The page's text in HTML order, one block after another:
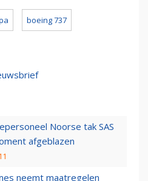
boeing 737
Noorse tak SAS
afgeblazen
neemt maatregelen